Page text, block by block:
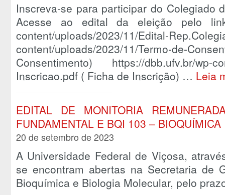
Inscreva-se para participar do Colegiado
Acesse ao edital da eleição pelo link
content/uploads/2023/11/Edital-
content/uploads/2023/11/Termo-de-
Consentimento) https://dbb.ufv.br/wp-
Inscricao.pdf ( Ficha de Inscrição) … Leia
EDITAL DE MONITORIA
FUNDAMENTAL E BQI 103 – BIOQUÍMICA
20 de setembro de 2023
A Universidade Federal de Viçosa,
se encontram abertas na Secretaria de
Bioquímica e Biologia Molecular, pelo